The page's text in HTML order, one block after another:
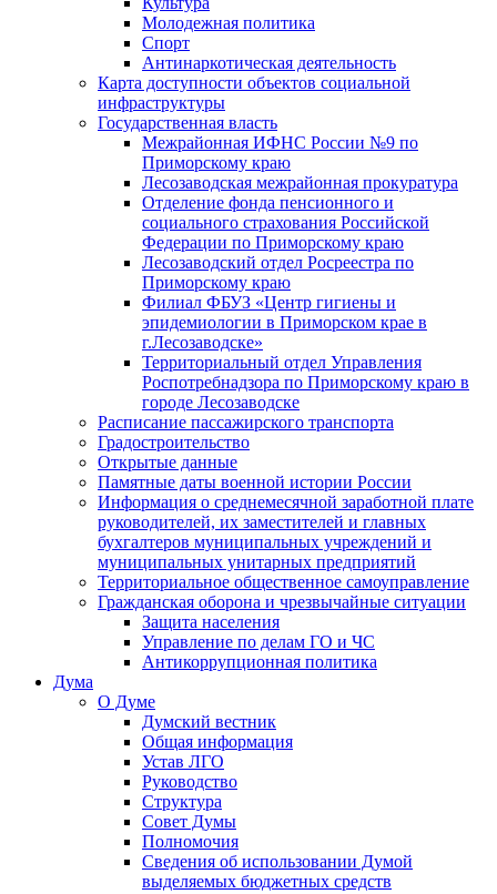
Молодежная политика
Спорт
Антинаркотическая деятельность
Карта доступности объектов социальной
инфраструктуры
Государственная власть
Межрайонная ИФНС России №9 по
Приморскому краю
Лесозаводская межрайонная прокуратура
Отделение фонда пенсионного и
социального страхования Российской
Федерации по Приморскому краю
Лесозаводский отдел Росреестра по
Приморскому краю
Филиал ФБУЗ «Центр гигиены и
эпидемиологии в Приморском крае в
г.Лесозаводске»
Территориальный отдел Управления
Роспотребнадзора по Приморскому краю в
городе Лесозаводске
Расписание пассажирского транспорта
Градостроительство
Открытые данные
Памятные даты военной истории России
Информация о среднемесячной заработной плате
руководителей, их заместителей и главных
бухгалтеров муниципальных учреждений и
муниципальных унитарных предприятий
Территориальное общественное самоуправление
Гражданская оборона и чрезвычайные ситуации
Защита населения
Управление по делам ГО и ЧС
Антикоррупционная политика
Дума
О Думе
Думский вестник
Общая информация
Устав ЛГО
Руководство
Структура
Совет Думы
Полномочия
Сведения об использовании Думой
выделяемых бюджетных средств